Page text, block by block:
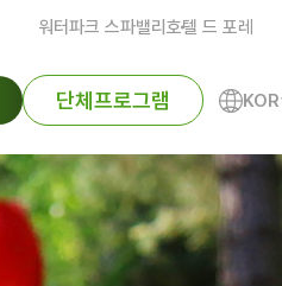
워터파크 스파밸리 호텔 드 포레
단체프로그램 KOR